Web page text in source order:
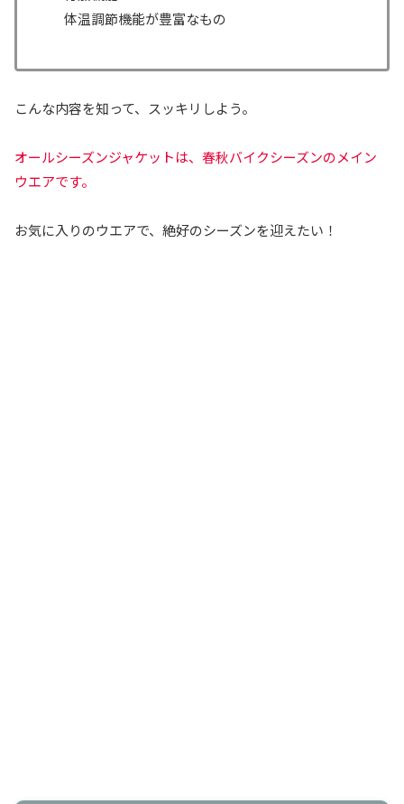
体温調節機能が豊富なもの
こんな内容を知って、スッキリしよう。
オールシーズンジャケットは、春秋バイクシーズンのメイン
ウエアです。
お気に入りのウエアで、絶好のシーズンを迎えたい！